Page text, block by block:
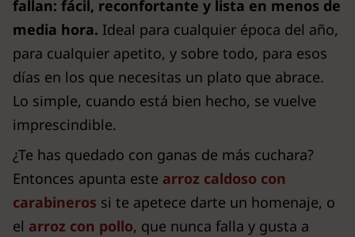
fallan: fácil, reconfortante y lista en menos de
media hora. Ideal para cualquier época del año,
para cualquier apetito, y sobre todo, para esos
días en los que necesitas un plato que abrace.
Lo simple, cuando está bien hecho, se vuelve
imprescindible.
¿Te has quedado con ganas de más cuchara?
Entonces apunta este arroz caldoso con
carabineros si te apetece darte un homenaje, o
el arroz con pollo, que nunca falla y gusta a